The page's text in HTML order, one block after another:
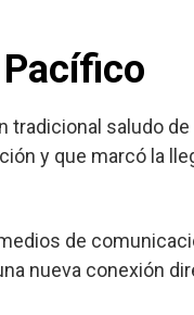
saludo
y que marcó la
de
nueva conexión